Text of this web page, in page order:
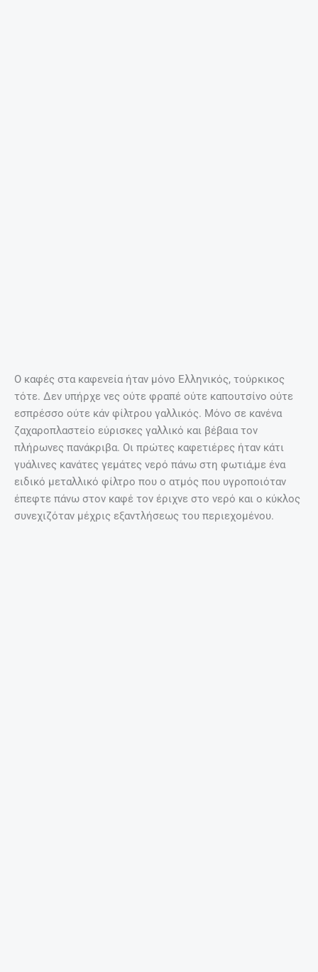
Ο καφές στα καφενεία ήταν μόνο Ελληνικός, τούρκικος
τότε. Δεν υπήρχε νες ούτε φραπέ ούτε καπουτσίνο ούτε
εσπρέσσο ούτε κάν φίλτρου γαλλικός. Μόνο σε κανένα
ζαχαροπλαστείο εύρισκες γαλλικό και βέβαια τον
πλήρωνες πανάκριβα. Οι πρώτες καφετιέρες ήταν κάτι
γυάλινες κανάτες γεμάτες νερό πάνω στη φωτιά,με ένα
ειδικό μεταλλικό φίλτρο που ο ατμός που υγροποιόταν
έπεφτε πάνω στον καφέ τον έριχνε στο νερό και ο κύκλος
συνεχιζόταν μέχρις εξαντλήσεως του περιεχομένου.